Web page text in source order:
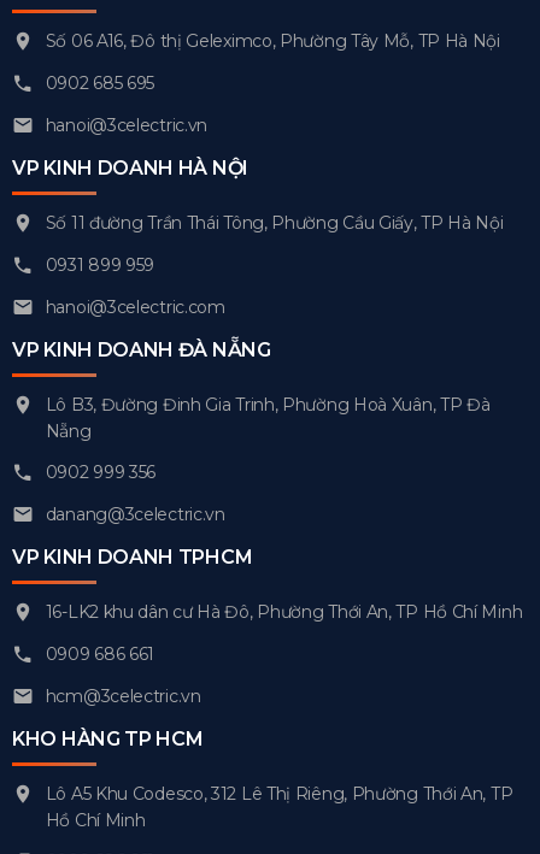
Số 06 A16, Đô thị Geleximco, Phường Tây Mỗ, TP Hà Nội
0902 685 695
hanoi@3celectric.vn
VP KINH DOANH HÀ NỘI
Số 11 đường Trần Thái Tông, Phường Cầu Giấy, TP Hà Nội
0931 899 959
hanoi@3celectric.com
VP KINH DOANH ĐÀ NẴNG
Lô B3, Đường Đinh Gia Trinh, Phường Hoà Xuân, TP Đà
Nẵng
0902 999 356
danang@3celectric.vn
VP KINH DOANH TPHCM
16-LK2 khu dân cư Hà Đô, Phường Thới An, TP Hồ Chí Minh
0909 686 661
hcm@3celectric.vn
KHO HÀNG TP HCM
Lô A5 Khu Codesco, 312 Lê Thị Riêng, Phường Thới An, TP
Hồ Chí Minh